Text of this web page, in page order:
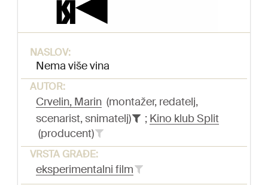
NASLOV:
Nema više vina
AUTOR:
Crvelin, Marin (montažer, redatelj,
scenarist, snimatelj)
; Kino klub Split
(producent)
VRSTA GRAĐE:
eksperimentalni film